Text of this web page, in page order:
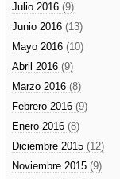
Julio 2016 (9)
Junio 2016 (13)
Mayo 2016 (10)
Abril 2016 (9)
Marzo 2016 (8)
Febrero 2016 (9)
Enero 2016 (8)
Diciembre 2015 (12)
Noviembre 2015 (9)